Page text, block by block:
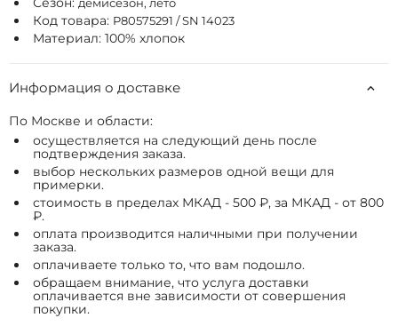
Код товара: P80575291 / SN 14023
Материал: 100% хлопок
Информация о доставке
По Москве и области:
осуществляется на следующий день после
подтверждения заказа.
выбор нескольких размеров одной вещи для
примерки.
стоимость в пределах МКАД - 500 ₽, за МКАД - от 800
₽.
оплата производится наличными при получении
заказа.
оплачиваете только то, что вам подошло.
обращаем внимание, что услуга доставки
оплачивается вне зависимости от совершения
покупки.